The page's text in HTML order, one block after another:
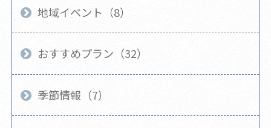
地域イベント（8）
おすすめプラン（32）
季節情報（7）